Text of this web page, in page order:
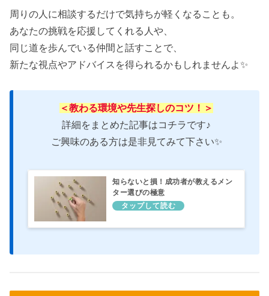
周りの人に相談するだけで気持ちが軽くなることも。
あなたの挑戦を応援してくれる人や、
同じ道を歩んでいる仲間と話すことで、
新たな視点やアドバイスを得られるかもしれませんよ✨
＜教わる環境や先生探しのコツ！＞
詳細をまとめた記事はコチラです♪
ご興味のある方は是非見てみて下さい✨
知らないと損！成功者が教えるメン
ター選びの極意